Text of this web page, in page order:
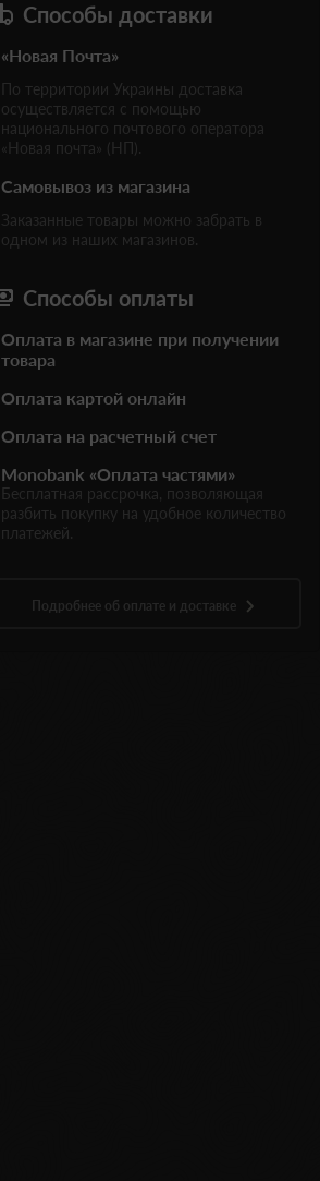
Способы доставки
«Новая Почта»
По территории Украины доставка
осуществляется с помощью
национального почтового оператора
«Новая почта» (НП).
Самовывоз из магазина
Заказанные товары можно забрать в
одном из наших магазинов.
Способы оплаты
Оплата в магазине при получении
товара
Оплата картой онлайн
Оплата на расчетный счет
Monobank «Оплата частями»
Бесплатная рассрочка, позволяющая
разбить покупку на удобное количество
платежей.
Подробнее об оплате и доставке